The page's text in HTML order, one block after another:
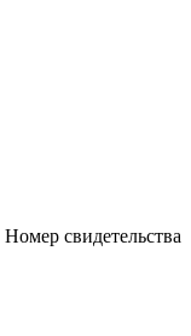
Номер свидетельства